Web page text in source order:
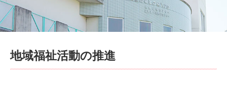
地域福祉活動の推進